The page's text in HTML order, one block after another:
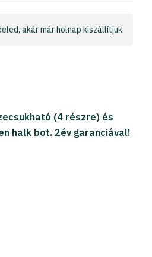
akár már holnap kiszállítjuk.
(4 részre) és
halk bot. 2év garanciával!